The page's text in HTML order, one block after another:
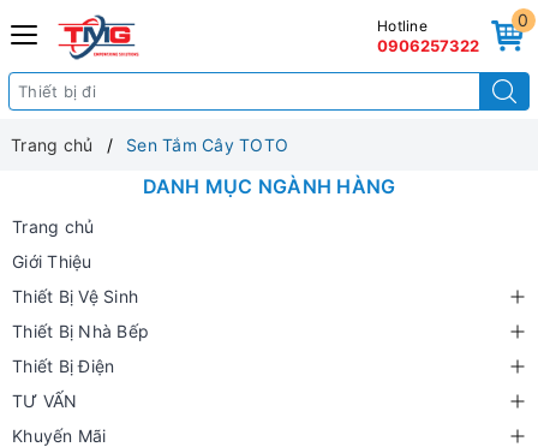
0
Hotline
0906257322
Trang chủ Sen Tắm Cây TOTO
DANH MỤC NGÀNH HÀNG
Trang chủ
Giới Thiệu
Thiết Bị Vệ Sinh
Thiết Bị Nhà Bếp
Thiết Bị Điện
TƯ VẤN
Khuyến Mãi